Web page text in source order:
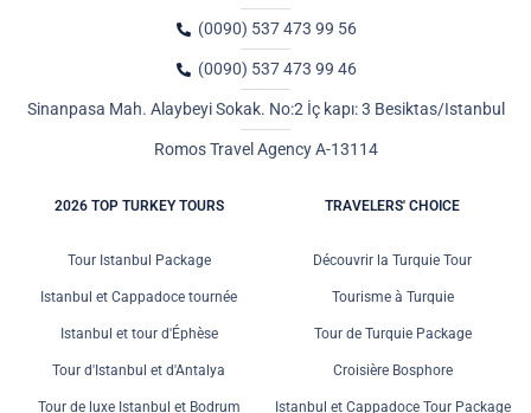
(0090) 537 473 99 56
(0090) 537 473 99 46
Sinanpasa Mah. Alaybeyi Sokak. No:2 İç kapı: 3 Besiktas/Istanbul
Romos Travel Agency A-13114
2026 TOP TURKEY TOURS
Tour Istanbul Package
Istanbul et Cappadoce tournée
Istanbul et tour d'Éphèse
Tour d'Istanbul et d'Antalya
Tour de luxe Istanbul et Bodrum
TRAVELERS' CHOICE
Découvrir la Turquie Tour
Tourisme à Turquie
Tour de Turquie Package
Croisière Bosphore
Istanbul et Cappadoce Tour Package